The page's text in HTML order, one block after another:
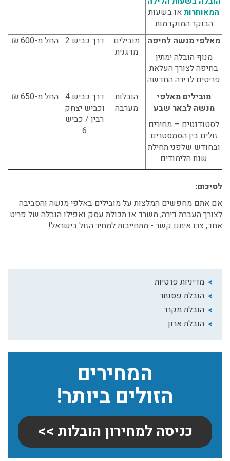
מדיניות פרטיות
הובלת פסנתר
הובלת מקרר
הובלת ארון
המחירים
הזולים ביותר!
כניסה למחירון הובלות >>
המאוחרותאו בשעות
הבוקר המוקדמות
מאלפי מנשה לחיפה
מנוף הובלה ימתין
בחיפה לצורך העלאת
פריטים לדירה החדשה
מובילים
מדגנית
דרך כביש 2 החל מ-600 ₪
מובילים מאלפי
מנשה לבאר שבע
לסטודנטים – מחירים
זולים בין הסמסטרים
ובחודש שלפני תחילת
שנת הלימודים
הובלות
מערבה
דרך כביש 4
וכביש יצחק
רבין / כביש
6
החל מ-650 ₪
לסיכום:
אם אתם מחפשים המלצות על מובילים באלפי מנשה והסביבה
לצורך העברת דירה, משרד או תכולת עסק ואפילו הובלה של פריט
אחד, צרו איתנו קשר - מתחייבות למחיר הזול בישראל!